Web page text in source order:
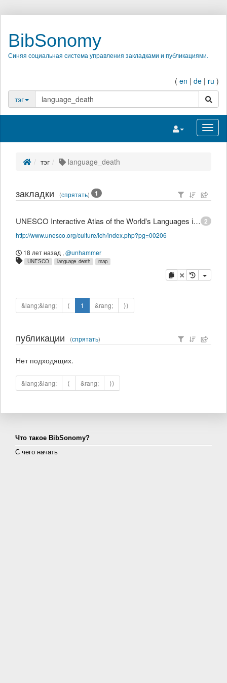
BibSonomy
Синяя социальная система управления закладками и публикациями.
( en | de | ru )
тэг
поиск
Переключить
тэг language_death
закладки (спрятать) 1
2
UNESCO Interactive Atlas of the World's Languages in Danger
http://www.unesco.org/culture/ich/index.php?pg=00206
18 лет назад , @unhammer
UNESCO language_death map
копировать
удалить
&lang;&lang; ⟨ 1 &rang; ⟩⟩
публикации (спрятать)
Нет подходящих.
&lang;&lang; ⟨ &rang; ⟩⟩
Что такое BibSonomy?
С чего начать